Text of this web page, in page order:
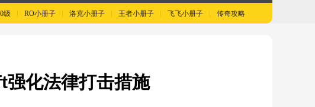
级 RO小册子 洛克小册子 王者小册子 飞飞小册子 传奇攻略
强化法律打击措施